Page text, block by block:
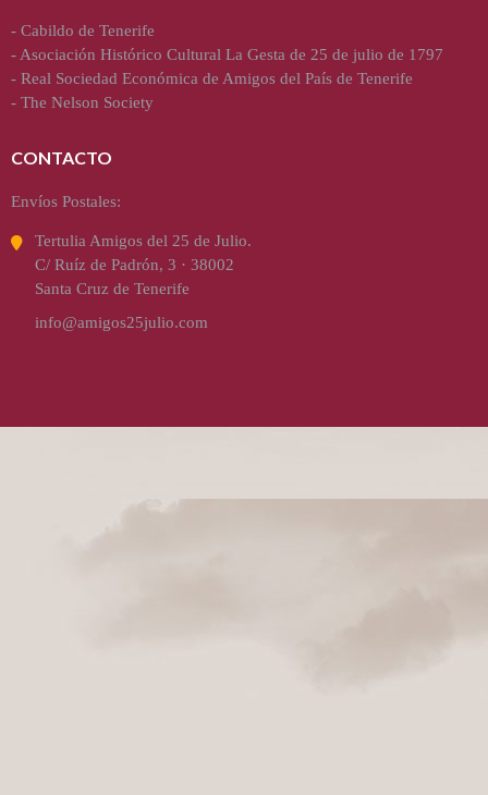
- Cabildo de Tenerife
- Asociación Histórico Cultural La Gesta de 25 de julio de 1797
- Real Sociedad Económica de Amigos del País de Tenerife
- The Nelson Society
CONTACTO
Envíos Postales:
Tertulia Amigos del 25 de Julio.
C/ Ruíz de Padrón, 3 · 38002
Santa Cruz de Tenerife
info@amigos25julio.com